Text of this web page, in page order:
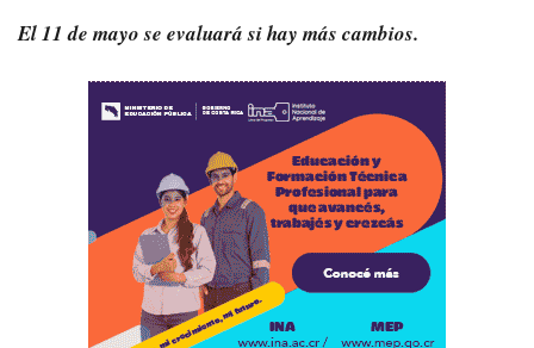
El 11 de mayo se evaluará si hay más cambios.